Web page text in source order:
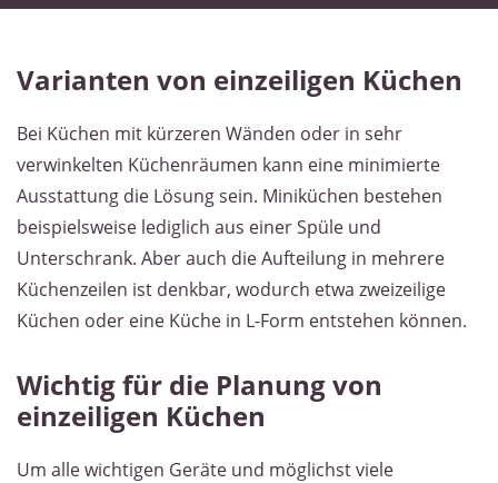
Varianten von einzeiligen Küchen
Bei Küchen mit kürzeren Wänden oder in sehr
verwinkelten Küchenräumen kann eine minimierte
Ausstattung die Lösung sein. Miniküchen bestehen
beispielsweise lediglich aus einer Spüle und
Unterschrank. Aber auch die Aufteilung in mehrere
Küchenzeilen ist denkbar, wodurch etwa zweizeilige
Küchen oder eine Küche in L-Form entstehen können.
Wichtig für die Planung von
einzeiligen Küchen
Um alle wichtigen Geräte und möglichst viele